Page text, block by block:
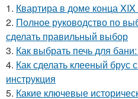
1. Квартира в доме конца XIX
2. Полное руководство по
сделать правильный выбор
3. Как выбрать печь для
4. Как сделать клееный брус
инструкция
5. Какие ключевые